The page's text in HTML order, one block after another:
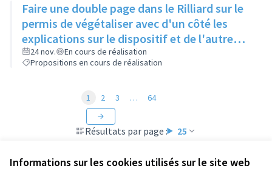
Informations sur les cookies utilisés sur le site web
Faire une double page dans le Rilliard sur le
permis de végétaliser avec d'un côté les
explications sur le dispositif et de l'autre
côté des exemples concrets de lieux à
investir
24 nov.
En cours de réalisation
Propositions en cours de réalisation
Résultats par page : 25
1 2 3 … 64